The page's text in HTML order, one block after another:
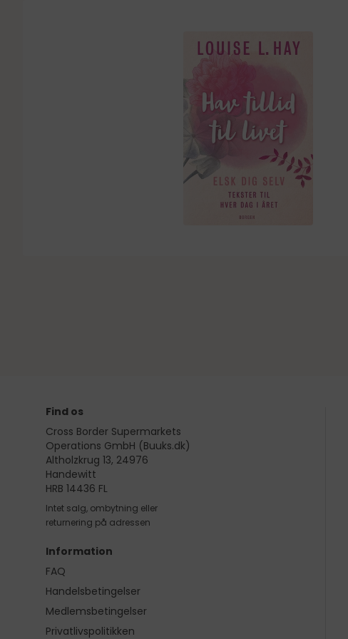
Find os
Cross Border Supermarkets
Operations GmbH (Buuks.dk)
Altholzkrug 13, 24976
Handewitt
HRB 14436 FL
Intet salg, ombytning eller
returnering på adressen
Information
FAQ
Handelsbetingelser
Medlemsbetingelser
Privatlivspolitikken